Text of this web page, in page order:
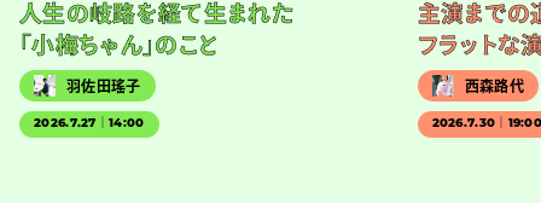
人生の岐路を経て生まれた
「小梅ちゃん」のこと
羽佐田瑤子
2026.7.27｜14:00
主演までの
フラットな
西森路代
2026.7.30｜